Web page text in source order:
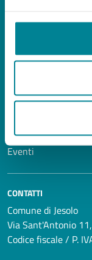
Comunicati
Luoghi
Eventi
CONTATTI
Comune di Jesolo
Via Sant'Antonio
Codice fiscale / P.